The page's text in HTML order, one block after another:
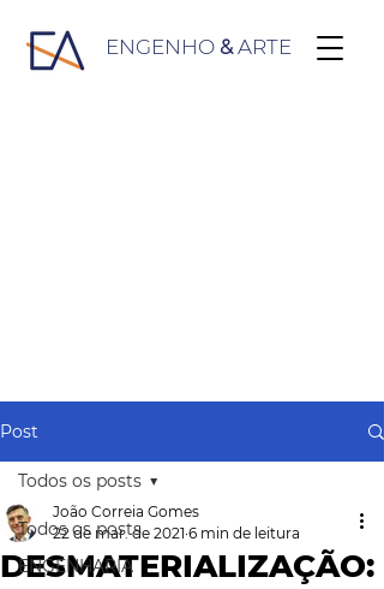
ENGENHO &ARTE
Post
Todos os posts
ENGENHARIA
Todos os posts
DESMATERIALIZAÇÃO:
João Correia Gomes
22 de mar. de 2021 6 min de leitura